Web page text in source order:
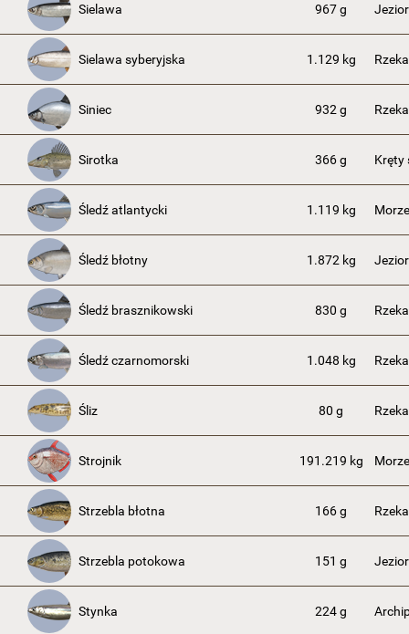
Sielawa 967 g
Sielawa syberyjska 1.129 kg
Siniec 932 g
Sirotka 366 g Kręty
Śledź atlantycki 1.119 kg
Śledź błotny 1.872 kg
Śledź brasznikowski 830 g
Śledź czarnomorski 1.048 kg
Śliz 80 g
Strojnik 191.219 kg
Strzebla błotna 166 g
Strzebla potokowa 151 g
Stynka 224 g